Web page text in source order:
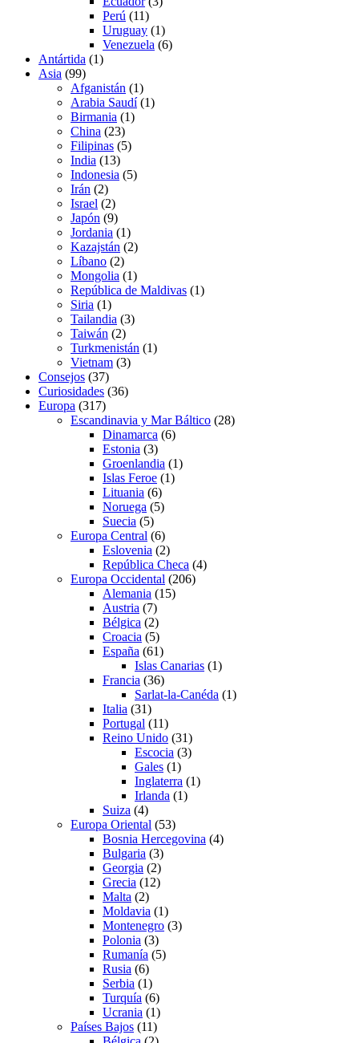
Perú (11)
Uruguay (1)
Venezuela (6)
Antártida (1)
Asia (99)
Afganistán (1)
Arabia Saudí(1)
Birmania (1)
China (23)
Filipinas (5)
India (13)
Indonesia (5)
Irán (2)
Israel (2)
Japón (9)
Jordania (1)
Kazajstán (2)
Líbano (2)
Mongolia (1)
República de Maldivas (1)
Siria (1)
Tailandia (3)
Taiwán (2)
Turkmenistán (1)
Vietnam (3)
Consejos (37)
Curiosidades (36)
Europa (317)
Escandinavia y Mar Báltico (28)
Dinamarca (6)
Estonia (3)
Groenlandia (1)
Islas Feroe (1)
Lituania (6)
Noruega (5)
Suecia (5)
Europa Central (6)
Eslovenia (2)
República Checa (4)
Europa Occidental (206)
Alemania (15)
Austria (7)
Bélgica (2)
Croacia (5)
España (61)
Islas Canarias (1)
Francia (36)
Sarlat-la-Canéda (1)
Italia (31)
Portugal (11)
Reino Unido (31)
Escocia (3)
Gales (1)
Inglaterra (1)
Irlanda (1)
Suiza (4)
Europa Oriental (53)
Bosnia Hercegovina (4)
Bulgaria (3)
Georgia (2)
Grecia (12)
Malta (2)
Moldavia (1)
Montenegro (3)
Polonia (3)
Rumanía (5)
Rusia (6)
Serbia (1)
Turquía (6)
Ucrania (1)
Países Bajos (11)